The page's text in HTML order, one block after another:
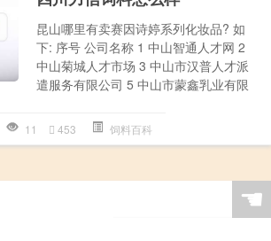
昆山哪里有卖赛因诗婷系列化妆品? 如
下: 序号 公司名称 1 中山智通人才网 2
中山菊城人才市场 3 中山市汉普人才派
遣服务有限公司 5 中山市蒙鑫乳业有限
11 453 饲料百科
☚